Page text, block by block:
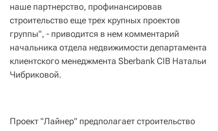
наше партнерство, профинансировав
строительство еще трех крупных проектов
группы", - приводится в нем комментарий
начальника отдела недвижимости департамента
клиентского менеджмента Sberbank CIB Натальи
Чибриковой.
Проект "Лайнер" предполагает строительство